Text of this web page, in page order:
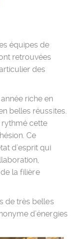
équipes de
retrouvées
des
riche en
belles réussites.
rythmé cette
Ce
d’esprit qui
la filière
de très belles
d’énergies